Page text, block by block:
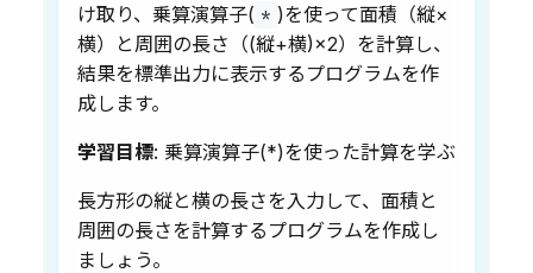
け取り、乗算演算子( * )を使って面積（縦×
横）と周囲の長さ（(縦+横)×2）を計算し、
結果を標準出力に表示するプログラムを作
成します。
学習目標: 乗算演算子(*)を使った計算を学ぶ
長方形の縦と横の長さを入力して、面積と
周囲の長さを計算するプログラムを作成し
ましょう。